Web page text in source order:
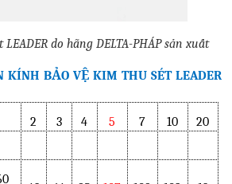
do hãng DELTA-PHÁP sản xuất
KÍNH BẢO VỆ KIM THU SÉT LEADER
2 3 4 5 7 10
20